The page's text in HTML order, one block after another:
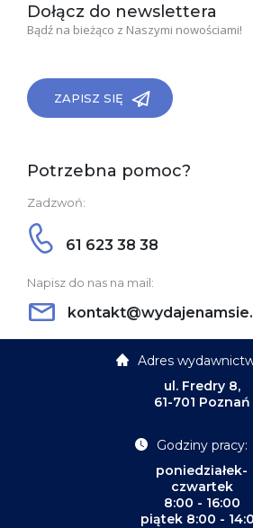
Dołącz do newslettera
Bądź na bieżąco z Naszymi nowościami!
ZAPISZ SIĘ
Potrzebna pomoc?
Zadzwoń:
61 623 38 38
Napisz do nas na mail:
Adres
ul. Fredry 8,
61-701 Poznań
Godziny pracy:
poniedziałek-
czwartek
8:00 - 16:00
piątek 8:00 -